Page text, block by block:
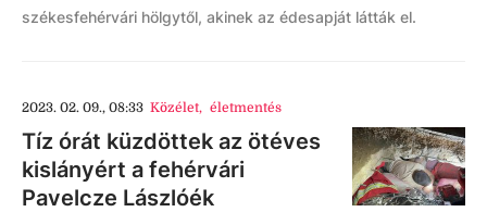
székesfehérvári hölgytől, akinek az édesapját látták el.
2023. 02. 09., 08:33 Közélet, életmentés
Tíz órát küzdöttek az ötéves
kislányért a fehérvári
Pavelcze Lászlóék